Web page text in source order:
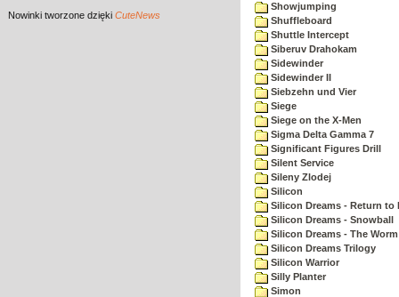
Nowinki tworzone dzięki CuteNews
Showjumping
Shuffleboard
Shuttle Intercept
Siberuv Drahokam
Sidewinder
Sidewinder II
Siebzehn und Vier
Siege
Siege on the X-Men
Sigma Delta Gamma 7
Significant Figures Drill
Silent Service
Sileny Zlodej
Silicon
Silicon Dreams - Return to
Silicon Dreams - Snowball
Silicon Dreams - The
Silicon Dreams Trilogy
Silicon Warrior
Silly Planter
Simon